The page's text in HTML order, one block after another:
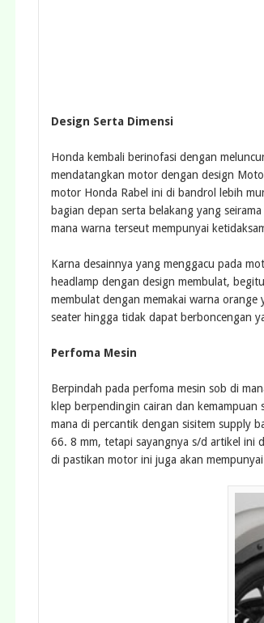
Design Serta Dimensi
Honda kembali berinofasi dengan
mendatangkan motor dengan design
motor Honda Rabel ini di bandrol lebih
bagian depan serta belakang yang
mana warna terseut mempunyai
Karna desainnya yang menggacu pada
headlamp dengan design membulat,
membulat dengan memakai warna
seater hingga tidak dapat berboncengan
Perfoma Mesin
Berpindah pada perfoma mesin sob di
klep berpendingin cairan dan
mana di percantik dengan sisitem supply
66. 8 mm, tetapi sayangnya s/d artikel ini
di pastikan motor ini juga akan